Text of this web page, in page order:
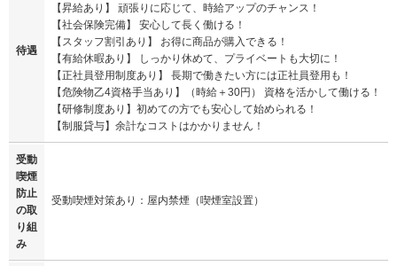
待遇
【昇給あり】 頑張りに応じて、時給アップのチャンス！
【社会保険完備】 安心して長く働ける！
【スタッフ割引あり】 お得に商品が購入できる！
【有給休暇あり】 しっかり休めて、プライベートも大切に！
【正社員登用制度あり】 長期で働きたい方には正社員登用も！
【危険物乙4資格手当あり】（時給＋30円） 資格を活かして働ける！
【研修制度あり】初めての方でも安心して始められる！
【制服貸与】余計なコストはかかりません！
受動
喫煙
防止
の取
り組
み
受動喫煙対策あり：屋内禁煙（喫煙室設置）